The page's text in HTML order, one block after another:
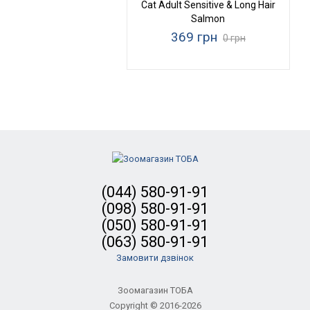
Cat Adult Sensitive & Long Hair
Salmon
369 грн 0 грн
(044) 580-91-91
(098) 580-91-91
(050) 580-91-91
(063) 580-91-91
Замовити дзвінок
Зоомагазин ТОБА
Copyright © 2016-2026